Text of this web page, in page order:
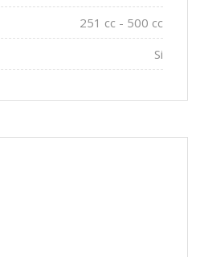
251 cc - 500 cc
Si